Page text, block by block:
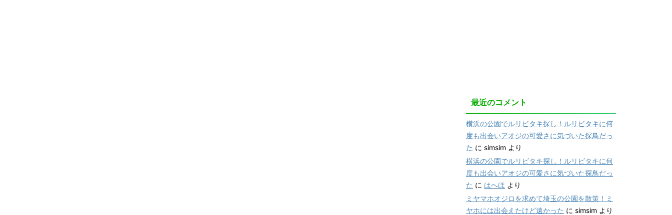
最近のコメント
横浜の公園でルリビタキ探し！ルリビタキに何
度も出会いアオジの可愛さに気づいた探鳥だっ
た に simsim より
横浜の公園でルリビタキ探し！ルリビタキに何
度も出会いアオジの可愛さに気づいた探鳥だっ
た に はへほ より
ミヤマホオジロを求めて埼玉の公園を散策！ミ
ヤホには出会えたけど遠かった に simsim より